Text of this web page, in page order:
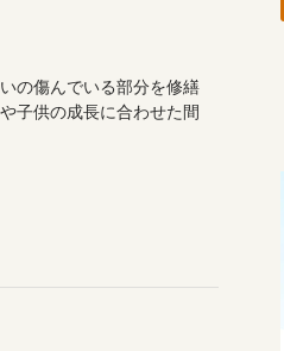
の傷んでいる部分を修繕
子供の成長に合わせた間